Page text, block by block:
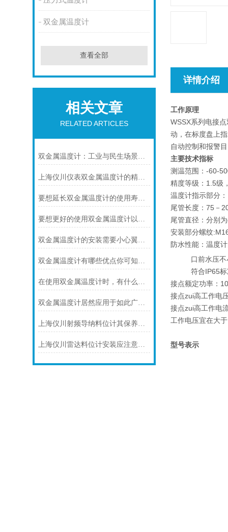
双金属温度计
查看全部
相关文章
RELATED ARTICLES
双金属温度计：工业与民生场景中的实用测温利器
上海仪川仪表双金属温度计的精度等级是如何划分的
要想延长双金属温度计的使用寿命可少不了以下步骤
要想更好的使用双金属温度计以下几点不可少
双金属温度计的安装需要小心翼翼的！
双金属温度计有哪些优点你可知道？
在使用双金属温度计时，有什么地方需要注意的呢？
双金属温度计居然应用于如此广泛的领域
上海仪川射频导纳料位计其保养是很有讲究的
上海仪川雷达料位计安装应注意的7个问题
详情介绍
工作原理
WSSX系列电接
动，在标度盘上
自动控制和报警
主要技术指标
测温范围：-60-
精度等级：1.5级
温度计指示部分
尾管长度：75－
尾管直径：分别
安装部分螺纹
防水性能：温度
口前水压不小
符合IP65标
接点额定功率：
接点zui高工作电
接点zui高工作电
工作电压宜在大
型号表示